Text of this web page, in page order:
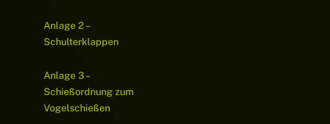
Anlage 2 –
Schulterklappen
Anlage 3 –
Schießordnung zum
Vogelschießen